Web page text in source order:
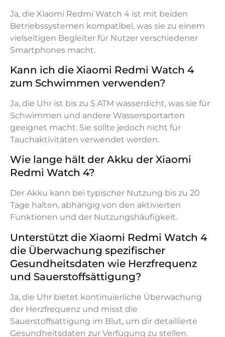
Ja, die Xiaomi Redmi Watch 4 ist mit beiden
Betriebssystemen kompatibel, was sie zu einem
vielseitigen Begleiter für Nutzer verschiedener
Smartphones macht.
Kann ich die Xiaomi Redmi Watch 4
zum Schwimmen verwenden?
Ja, die Uhr ist bis zu 5 ATM wasserdicht, was sie für
Schwimmen und andere Wassersportarten
geeignet macht. Sie sollte jedoch nicht für
Tauchaktivitäten verwendet werden.
Wie lange hält der Akku der Xiaomi
Redmi Watch 4?
Der Akku kann bei typischer Nutzung bis zu 20
Tage halten, abhängig von den aktivierten
Funktionen und der Nutzungshäufigkeit.
Unterstützt die Xiaomi Redmi Watch 4
die Überwachung spezifischer
Gesundheitsdaten wie Herzfrequenz
und Sauerstoffsättigung?
Ja, die Uhr bietet kontinuierliche Überwachung
der Herzfrequenz und misst die
Sauerstoffsättigung im Blut, um dir detaillierte
Gesundheitsdaten zur Verfügung zu stellen.